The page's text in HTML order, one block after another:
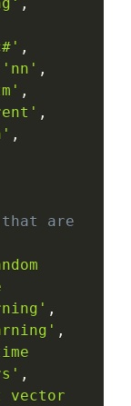
,
,
'nn' ,
,
,
,
that are
,
,
,
vector